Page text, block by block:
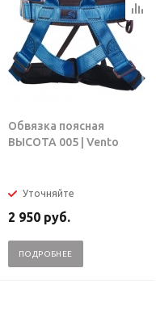
Обвязка поясная
ВЫСОТА 005 | Vento
Уточняйте
2 950 руб.
ПОДРОБНЕЕ